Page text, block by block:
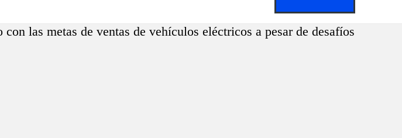
las metas de ventas de vehículos eléctricos a pesar de desafíos